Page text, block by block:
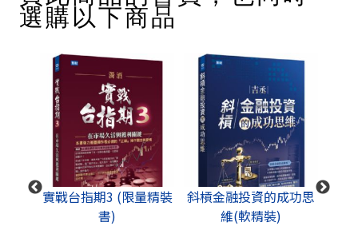
選購以下商品
九步六法(精裝書)
聚財點數1200點(1000
點+贈200點)